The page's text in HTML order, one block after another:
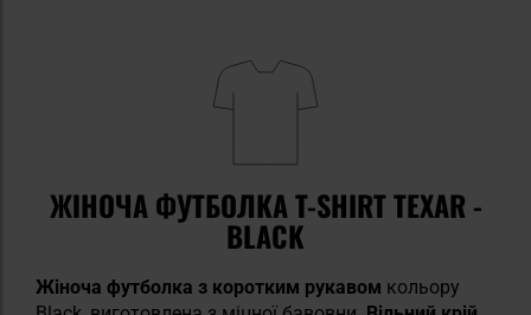
ЖІНОЧА ФУТБОЛКА T-SHIRT TEXAR -
BLACK
Жіноча футболка з коротким рукавом кольору